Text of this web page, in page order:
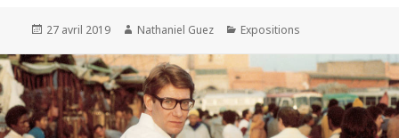
Publié
27 avril 2019 Auteur
Nathaniel Guez Catégories
Expositions